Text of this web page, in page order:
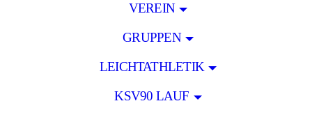
VEREIN
GRUPPEN
LEICHTATHLETIK
KSV90 LAUF